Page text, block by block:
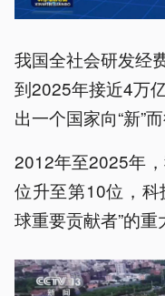
我国全社会研发经
到2025年接近4万
出一个国家向“新”
2012年至2025年
位升至第10位，科
球重要贡献者”的重